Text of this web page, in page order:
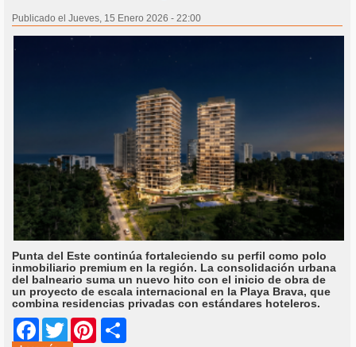
Publicado el Jueves, 15 Enero 2026 - 22:00
Punta del Este continúa fortaleciendo su perfil como polo
inmobiliario premium en la región. La consolidación urbana
del balneario suma un nuevo hito con el inicio de obra de
un proyecto de escala internacional en la Playa Brava, que
combina residencias privadas con estándares hoteleros.
Facebook
Twitter Pinterest